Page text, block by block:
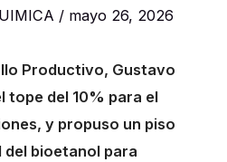
/ mayo 26, 2026
Productivo, Gustavo
tope del 10% para el
y propuso un piso
bioetanol para